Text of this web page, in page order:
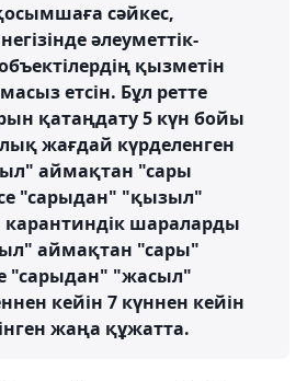
сәйкес,
әлеуметтік-
қызметін
етсін. Бұл ретте
қатаңдату 5 күн бойы
жағдай күрделенген
аймақтан "сары
"сарыдан" "қызыл"
шараларды
аймақтан "сары"
"сарыдан" "жасыл"
кейін 7 күннен кейін
жаңа құжатта.